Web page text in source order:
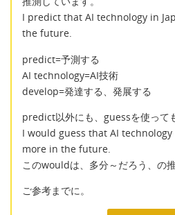
I predict that AI technology in
the future.
predict=予測する
AI technology=AI技術
develop=発達する、発展する
predict以外にも、guessを使って
I would guess that AI
more in the future.
このwouldは、多分～だろう、の推
ご参考までに。